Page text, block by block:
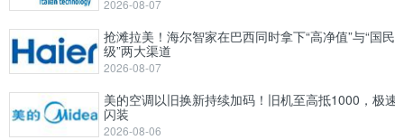
2026-08-07
抢滩拉美！海尔智家在巴西同时拿下“高净值”与“国民
级”两大渠道
2026-08-07
美的空调以旧换新持续加码！旧机至高抵1000，极速
闪装
2026-08-06